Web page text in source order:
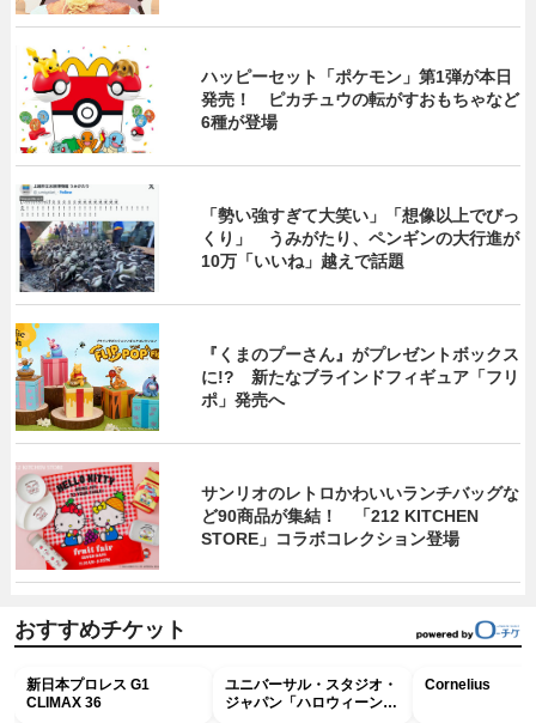
ハッピーセット「ポケモン」第1弾が本日
発売！ ピカチュウの転がすおもちゃなど
6種が登場
「勢い強すぎて大笑い」「想像以上でびっ
くり」 うみがたり、ペンギンの大行進が
10万「いいね」越えで話題
『くまのプーさん』がプレゼントボックス
に!? 新たなブラインドフィギュア「フリ
ポ」発売へ
サンリオのレトロかわいいランチバッグな
ど90商品が集結！ 「212 KITCHEN
STORE」コラボコレクション登場
おすすめチケット
新日本プロレス G1
CLIMAX 36
ユニバーサル・スタジオ・
ジャパン「ハロウィーン・
Cornelius